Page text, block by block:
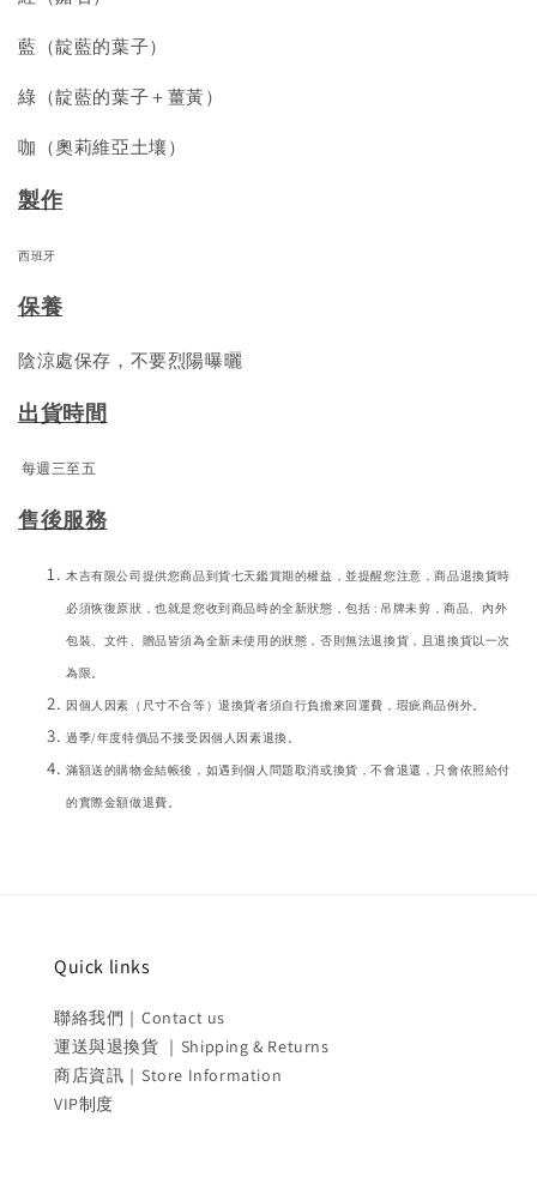
藍（靛藍的葉子）
綠（靛藍的葉子＋薑黃）
咖（奧莉維亞土壤）
製作
西班牙
保養
陰涼處保存，不要烈陽曝曬
出貨時間
每週三至五
售後服務
木吉有限公司提供您商品到貨七天鑑賞期的權益，並提醒您注意，商品退換貨時
必須恢復原狀，也就是您收到商品時的全新狀態，包括 : 吊牌未剪，商品、內外
包裝、文件、贈品皆須為全新未使用的狀態，否則無法退換貨，且退換貨以一次
為限。
因個人因素（尺寸不合等）退換貨者須自行負擔來回運費，瑕疵商品例外。
過季/年度特價品不接受因個人因素退換。
滿額送的購物金結帳後，如遇到個人問題取消或換貨，不會退還，只會依照給付
的實際金額做退費。
Quick links
聯絡我們｜Contact us
運送與退換貨 ｜Shipping & Returns
商店資訊｜Store Information
VIP制度